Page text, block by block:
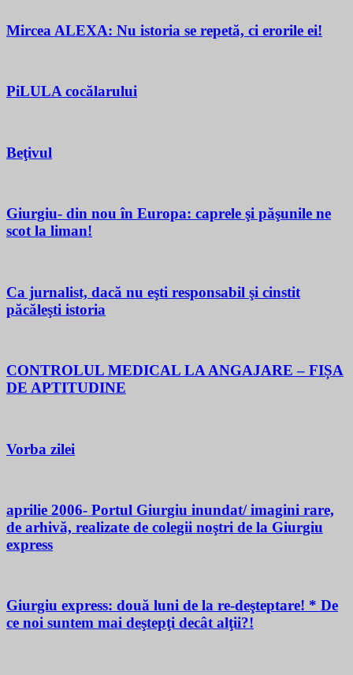
Mircea ALEXA: Nu istoria se repetă, ci erorile ei!
PiLULA cocălarului
Beţivul
Giurgiu- din nou în Europa: caprele şi păşunile ne
scot la liman!
Ca jurnalist, dacă nu eşti responsabil şi cinstit
păcăleşti istoria
CONTROLUL MEDICAL LA ANGAJARE – FIȘA
DE APTITUDINE
Vorba zilei
aprilie 2006- Portul Giurgiu inundat/ imagini rare,
de arhivă, realizate de colegii noştri de la Giurgiu
express
Giurgiu express: două luni de la re-deşteptare! * De
ce noi suntem mai deştepţi decât alţii?!